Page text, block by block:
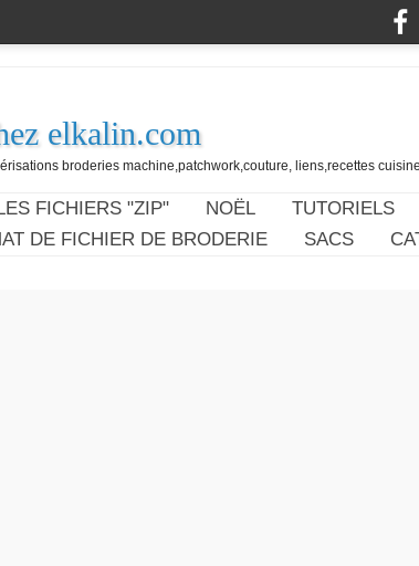
elkalin.com
broderies machine,patchwork,couture, liens,recettes
FICHIERS "ZIP" NOËL TUTORIELS
DE FICHIER DE BRODERIE
SACS